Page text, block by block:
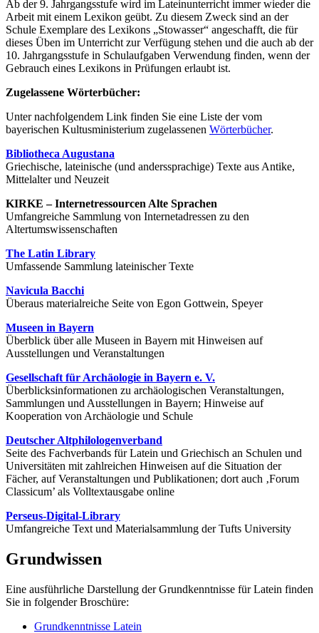
Ab der 9. Jahrgangsstufe wird im Lateinunterricht immer wieder die
Arbeit mit einem Lexikon geübt. Zu diesem Zweck sind an der
Schule Exemplare des Lexikons „Stowasser“ angeschafft, die für
dieses Üben im Unterricht zur Verfügung stehen und die auch ab der
10. Jahrgangsstufe in Schulaufgaben Verwendung finden, wenn der
Gebrauch eines Lexikons in Prüfungen erlaubt ist.
Zugelassene Wörterbücher:
Unter nachfolgendem Link finden Sie eine Liste der vom
bayerischen Kultusministerium zugelassenen Wörterbücher.
Bibliotheca Augustana
Griechische, lateinische (und anderssprachige) Texte aus Antike,
Mittelalter und Neuzeit
KIRKE – Internetressourcen Alte Sprachen
Umfangreiche Sammlung von Internetadressen zu den
Altertumswissenschaften
The Latin Library
Umfassende Sammlung lateinischer Texte
Navicula Bacchi
Überaus materialreiche Seite von Egon Gottwein, Speyer
Museen in Bayern
Überblick über alle Museen in Bayern mit Hinweisen auf
Ausstellungen und Veranstaltungen
Gesellschaft für Archäologie in Bayern e. V.
Überblicksinformationen zu archäologischen Veranstaltungen,
Sammlungen und Ausstellungen in Bayern; Hinweise auf
Kooperation von Archäologie und Schule
Deutscher Altphilologenverband
Seite des Fachverbands für Latein und Griechisch an Schulen und
Universitäten mit zahlreichen Hinweisen auf die Situation der
Fächer, auf Veranstaltungen und Publikationen; dort auch ‚Forum
Classicum’ als Volltextausgabe online
Perseus-Digital-Library
Umfangreiche Text und Materialsammlung der Tufts University
Grundwissen
Eine ausführliche Darstellung der Grundkenntnisse für Latein finden
Sie in folgender Broschüre:
Grundkenntnisse Latein